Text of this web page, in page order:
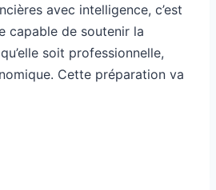
avec intelligence, c’est
capable de soutenir la
soit professionnelle,
Cette préparation va